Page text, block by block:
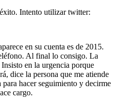
Intento utilizar twitter:
en su cuenta es de 2015.
Al final lo consigo. La
en la urgencia porque
dice la persona que me atiende
hacer seguimiento y decirme
cargo.